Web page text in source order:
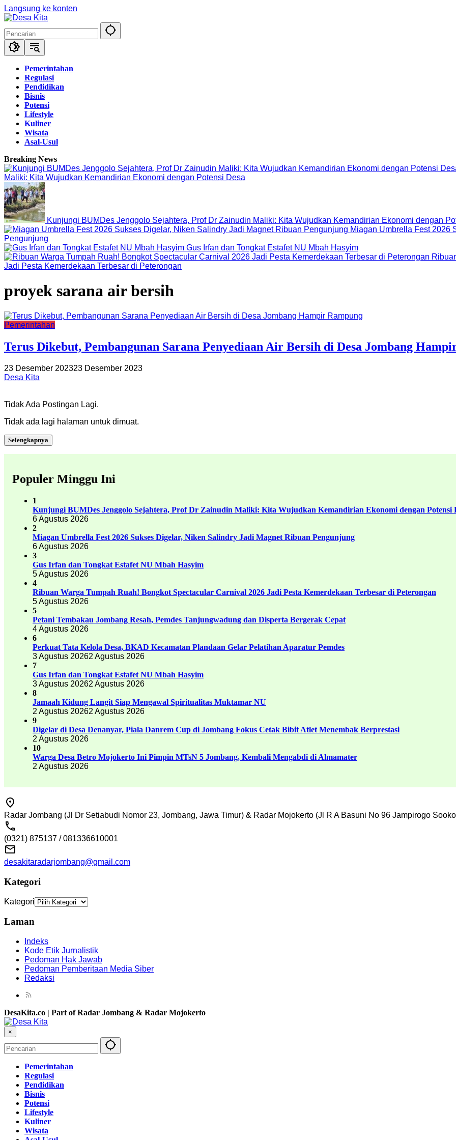
Langsung ke konten
Pemerintahan
Regulasi
Pendidikan
Bisnis
Potensi
Lifestyle
Kuliner
Wisata
Asal-Usul
Breaking News
Maliki: Kita Wujudkan Kemandirian Ekonomi dengan Potensi Desa
Kunjungi BUMDes Jenggolo Sejahtera, Prof Dr Zainudin Maliki: Kita Wujudkan Kemandirian Ekonomi dengan
Miagan Umbrella Fest 2026
Pengunjung
Gus Irfan dan Tongkat Estafet NU Mbah Hasyim
Jadi Pesta Kemerdekaan Terbesar di Peterongan
proyek sarana air bersih
Pemerintahan
Terus Dikebut, Pembangunan Sarana Penyediaan Air Bersih di Desa Jombang
23 Desember 202323 Desember 2023
Desa Kita
Tidak Ada Postingan Lagi.
Tidak ada lagi halaman untuk dimuat.
Selengkapnya
Populer Minggu Ini
1
Kunjungi BUMDes Jenggolo Sejahtera, Prof Dr Zainudin Maliki: Kita Wujudkan Kemandirian Ekonomi dengan Potensi
6 Agustus 2026
2
Miagan Umbrella Fest 2026 Sukses Digelar, Niken Salindry Jadi Magnet Ribuan Pengunjung
6 Agustus 2026
3
Gus Irfan dan Tongkat Estafet NU Mbah Hasyim
5 Agustus 2026
4
Ribuan Warga Tumpah Ruah! Bongkot Spectacular Carnival 2026 Jadi Pesta Kemerdekaan Terbesar di Peterongan
5 Agustus 2026
5
Petani Tembakau Jombang Resah, Pemdes Tanjungwadung dan Disperta Bergerak Cepat
4 Agustus 2026
6
Perkuat Tata Kelola Desa, BKAD Kecamatan Plandaan Gelar Pelatihan Aparatur Pemdes
3 Agustus 20262 Agustus 2026
7
Gus Irfan dan Tongkat Estafet NU Mbah Hasyim
3 Agustus 20262 Agustus 2026
8
Jamaah Kidung Langit Siap Mengawal Spiritualitas Muktamar NU
2 Agustus 20262 Agustus 2026
9
Digelar di Desa Denanyar, Piala Danrem Cup di Jombang Fokus Cetak Bibit Atlet Menembak Berprestasi
2 Agustus 2026
10
Warga Desa Betro Mojokerto Ini Pimpin MTsN 5 Jombang, Kembali Mengabdi di Almamater
2 Agustus 2026
Radar Jombang (Jl Dr Setiabudi Nomor 23, Jombang, Jawa Timur) & Radar Mojokerto (Jl R A Basuni No 96 Jampirogo
(0321) 875137 / 081336610001
desakitaradarjombang@gmail.com
Kategori
Kategori
Laman
Indeks
Kode Etik Jurnalistik
Pedoman Hak Jawab
Pedoman Pemberitaan Media Siber
Redaksi
DesaKita.co | Part of Radar Jombang & Radar Mojokerto
×
Pemerintahan
Regulasi
Pendidikan
Bisnis
Potensi
Lifestyle
Kuliner
Wisata